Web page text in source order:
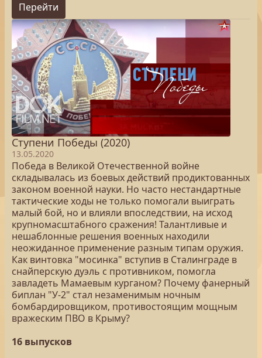
Перейти
Ступени Победы (2020)
13.05.2020
Победа в Великой Отечественной войне
складывалась из боевых действий продиктованных
законом военной науки. Но часто нестандартные
тактические ходы не только помогали выиграть
малый бой, но и влияли впоследствии, на исход
крупномасштабного сражения! Талантливые и
нешаблонные решения военных находили
неожиданное применение разным типам оружия.
Как винтовка "мосинка" вступив в Сталинграде в
снайперскую дуэль с противником, помогла
завладеть Мамаевым курганом? Почему фанерный
биплан "У-2" стал незаменимым ночным
бомбардировщиком, противостоящим мощным
вражеским ПВО в Крыму?
16 выпусков